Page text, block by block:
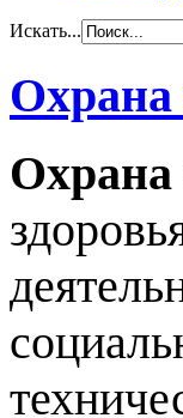
Искать...
Охрана
Охрана